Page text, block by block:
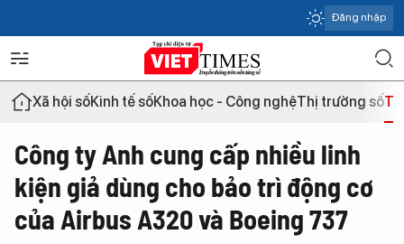
Đăng nhập
Xã hội sốKinh tế sốKhoa học - Công nghệThị trường số
Công ty Anh cung cấp nhiều linh
kiện giả dùng cho bảo trì động cơ
của Airbus A320 và Boeing 737